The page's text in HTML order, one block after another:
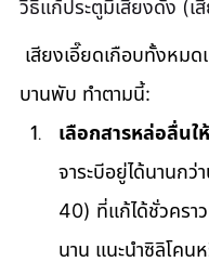
วิธีแก้ประตูมีเสียงดัง (เ
บานพับ ทำตามนี้:
เลือกสารหล่อลื่นใ
จาระบีอยู่ได้นานกว่
40) ที่แก้ได้ชั่วครา
นาน แนะนำซิลิโคน